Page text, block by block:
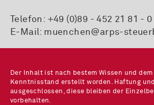
Telefon: +49 (0)89 - 452 21 81 - 0
E-Mail: muenchen@arps-
Der Inhalt ist nach bestem Wissen und
Kenntnisstand erstellt worden. Haftung
ausgeschlossen, diese bleiben der
vorbehalten.